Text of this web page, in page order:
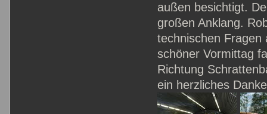
außen besichtigt.
großen Anklang.
technischen Fragen
schöner Vormittag
Richtung
ein herzliches